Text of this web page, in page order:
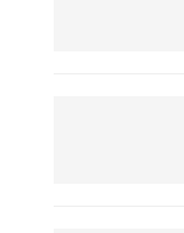
Tracing